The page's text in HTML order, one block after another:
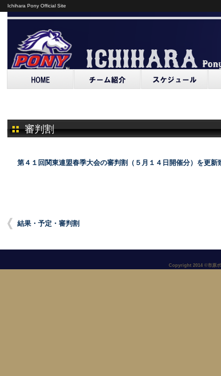
Ichihara Pony Official Site
審判割
第４１回関東連盟春季大会の審判割（５月１４日開催分）を更新
結果・予定・審判割
Copyright 2014 ©市原